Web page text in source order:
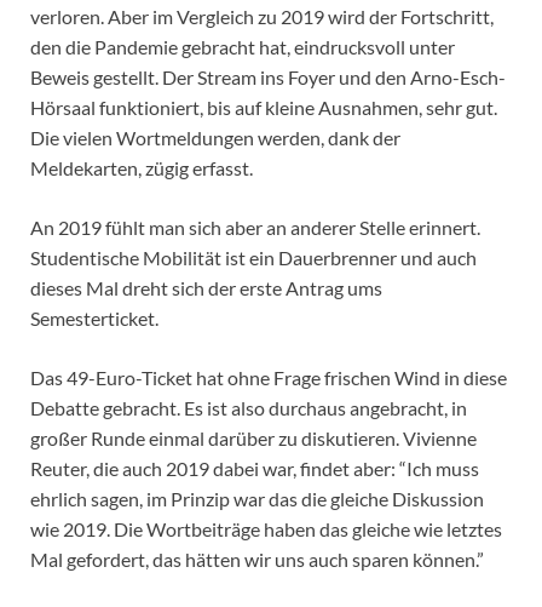
verloren. Aber im Vergleich zu 2019 wird der Fortschritt,
den die Pandemie gebracht hat, eindrucksvoll unter
Beweis gestellt. Der Stream ins Foyer und den Arno-Esch-
Hörsaal funktioniert, bis auf kleine Ausnahmen, sehr gut.
Die vielen Wortmeldungen werden, dank der
Meldekarten, zügig erfasst.
An 2019 fühlt man sich aber an anderer Stelle erinnert.
Studentische Mobilität ist ein Dauerbrenner und auch
dieses Mal dreht sich der erste Antrag ums
Semesterticket.
Das 49-Euro-Ticket hat ohne Frage frischen Wind in diese
Debatte gebracht. Es ist also durchaus angebracht, in
großer Runde einmal darüber zu diskutieren. Vivienne
Reuter, die auch 2019 dabei war, findet aber: “Ich muss
ehrlich sagen, im Prinzip war das die gleiche Diskussion
wie 2019. Die Wortbeiträge haben das gleiche wie letztes
Mal gefordert, das hätten wir uns auch sparen können.”